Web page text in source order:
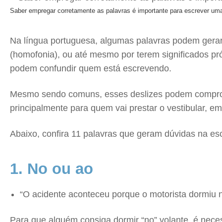
Saber empregar corretamente as palavras é importante para escrever
Na língua portuguesa, algumas palavras podem
(homofonia), ou até mesmo por terem significados
podem confundir quem está escrevendo.
Mesmo sendo comuns, esses deslizes podem
principalmente para quem vai prestar o vestibular,
Abaixo, confira 11 palavras que geram dúvidas na
1. No ou ao
“O acidente aconteceu porque o motorista dormiu
Para que alguém consiga dormir “no” volante, é